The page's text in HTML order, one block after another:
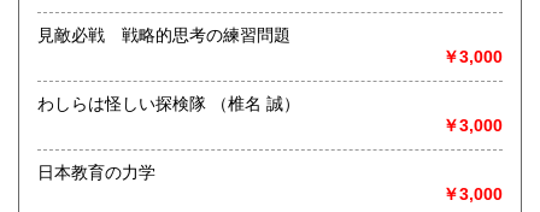
書籍の買取について
取り扱い分野
総記、哲学宗教、歴史、社会科学、自然科学、美術工芸、国
語国文、外国文学、古典籍、近代文献、趣味、外国書、サブ
カルチャー、古書一般（その他）
見敵必戦 戦略的思考の練習問題
￥3,000
わしらは怪しい探検隊 （椎名 誠）
￥3,000
日本教育の力学
￥3,000